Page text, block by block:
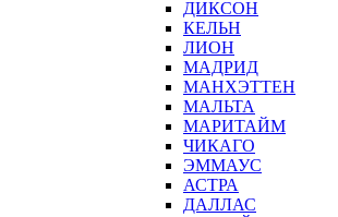
ДИКСОН
КЕЛЬН
ЛИОН
МАДРИД
МАНХЭТТЕН
МАЛЬТА
МАРИТАЙМ
ЧИКАГО
ЭММАУС
АСТРА
ДАЛЛАС